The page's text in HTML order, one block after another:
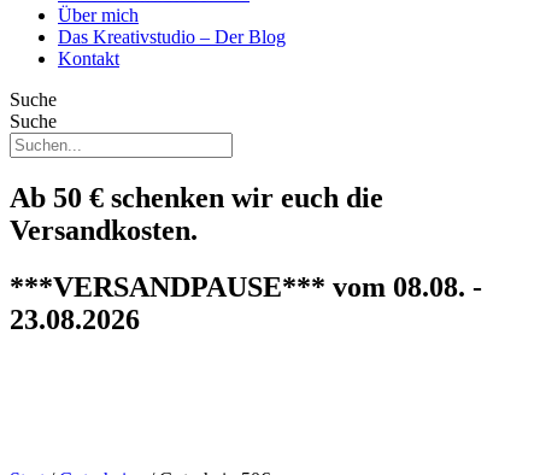
Über mich
Das Kreativstudio – Der Blog
Kontakt
Suche
Suche
Ab 50 € schenken wir euch die
Versandkosten.
***VERSANDPAUSE*** vom 08.08. -
23.08.2026